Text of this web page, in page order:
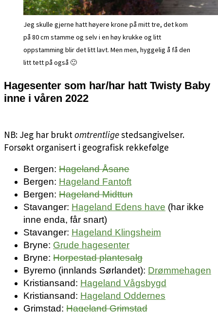
Jeg skulle gjerne hatt høyere krone på mitt tre, det kom
på 80 cm stamme og selv i en høy krukke og litt
oppstamming blir det litt lavt. Men men, hyggelig å få den
litt tett på også 🙂
Hagesenter som har/har hatt Twisty Baby
inne i våren 2022
NB: Jeg har bruktomtrentligestedsangivelser.
Forsøkt organisert i geografisk rekkefølge
Bergen: Hageland Åsane
Bergen: Hageland Fantoft
Bergen: Hageland Midttun
Stavanger: Hageland Edens have (har ikke
inne enda, får snart)
Stavanger: Hageland Klingsheim
Bryne: Grude hagesenter
Bryne: Horpestad plantesalg
Byremo (innlands Sørlandet): Drømmehagen
Kristiansand: Hageland Vågsbygd
Kristiansand: Hageland Oddernes
Grimstad: Hageland Grimstad